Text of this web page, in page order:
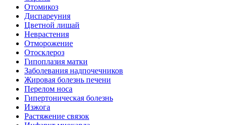
Отомикоз
Диспареуния
Цветной лишай
Неврастения
Отморожение
Отосклероз
Гипоплазия матки
Заболевания надпочечников
Жировая болезнь печени
Перелом носа
Гипертоническая болезнь
Изжога
Растяжение связок